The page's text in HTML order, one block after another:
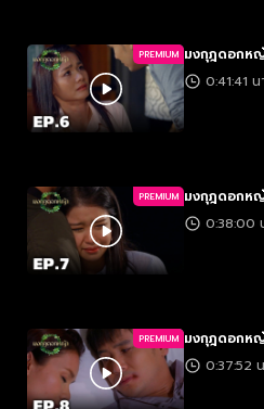
PREMIUM มงกุฎดอกหญ้
0:41:41 น
PREMIUM มงกุฎดอกหญ้
0:38:00
PREMIUM มงกุฎดอกหญ้
0:37:52